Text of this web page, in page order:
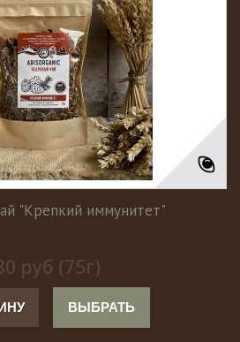
"Крепкий иммунитет"
руб (75г)
ВЫБРАТЬ